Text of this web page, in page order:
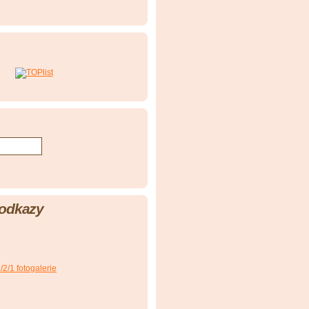
2/1 fotogalerie